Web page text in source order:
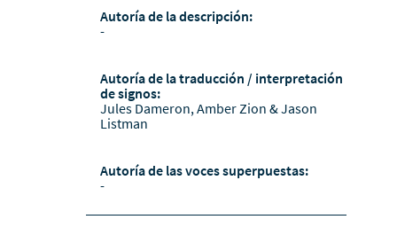
Autoría de la descripción:
-
Autoría de la traducción / interpretación
de signos:
Jules Dameron, Amber Zion & Jason
Listman
Autoría de las voces superpuestas:
-